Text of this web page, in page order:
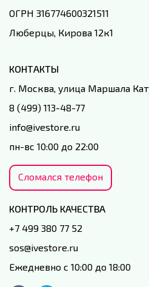
ОГРН 316774600321511
Люберцы, Кирова 12к1
КОНТАКТЫ
г. Москва, улица Маршала
8 (499) 113-48-77
info@ivestore.ru
пн-вс 10:00 до 22:00
Сломался телефон
КОНТРОЛЬ КАЧЕСТВА
+7 499 380 77 52
sos@ivestore.ru
Ежедневно с 10:00 до 18:00